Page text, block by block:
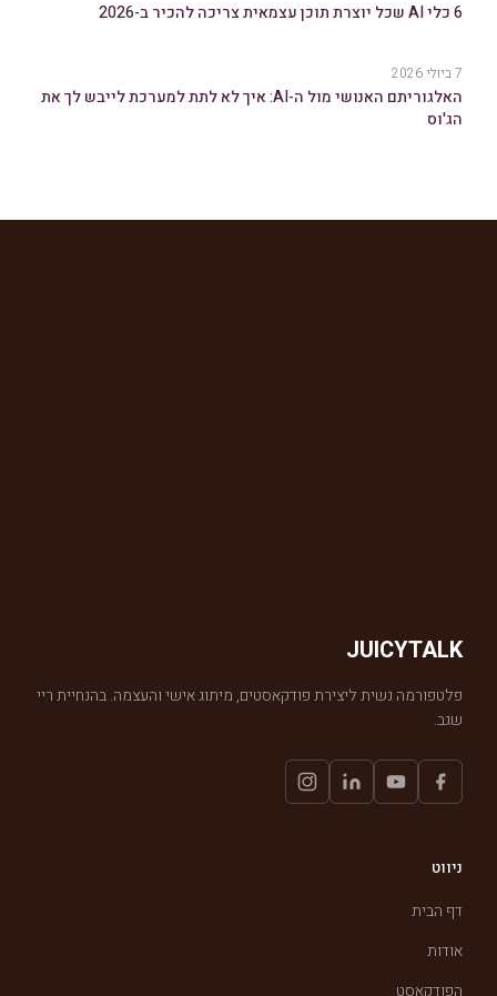
6 כלי AI שכל יוצרת תוכן עצמאית צריכה להכיר ב-2026
7 ביולי 2026
האלגוריתם האנושי מול ה-AI: איך לא לתת למערכת לייבש לך את
הג'וס
JUICYTALK
פלטפורמה נשית ליצירת פודקאסטים, מיתוג אישי והעצמה. בהנחיית ריי
שגב.
ניווט
דף הבית
אודות
הפודקאסט